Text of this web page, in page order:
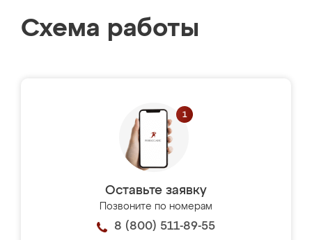
Схема работы
Оставьте заявку
Позвоните по номерам
8 (800) 511-89-55